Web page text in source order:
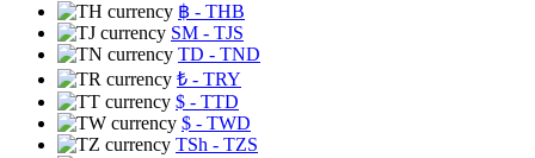
฿ - THB
ЅМ - TJS
TD - TND
₺ - TRY
$ - TTD
$ - TWD
TSh - TZS